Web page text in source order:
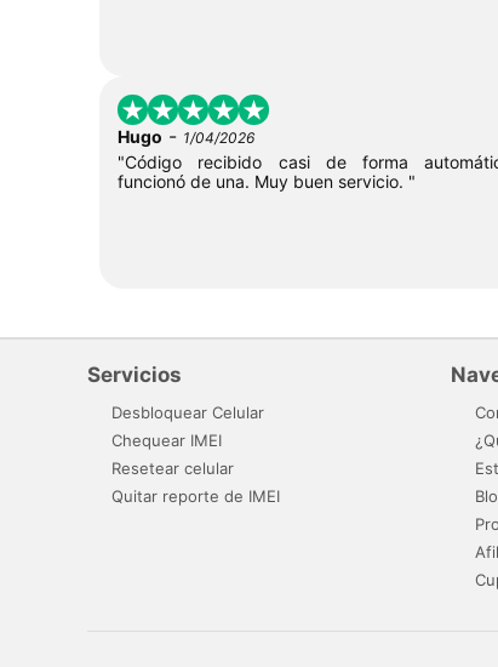
Hugo - 1/04/2026
"Código recibido casi de forma
funcionó de una. Muy buen servicio. "
Servicios
Desbloquear Celular
Chequear IMEI
Resetear celular
Quitar reporte de IMEI